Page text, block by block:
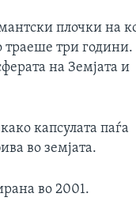
плочки на
траеше три години.
на Земјата и
капсулата паѓа
во земјата.
во 2001.